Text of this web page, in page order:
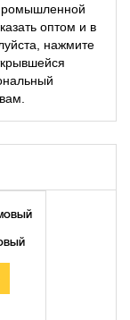
оптом и в
нажмите